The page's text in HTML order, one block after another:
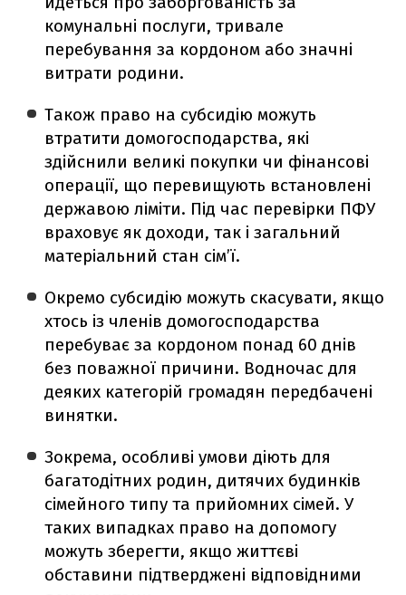
комунальні послуги, тривале
перебування за кордоном або значні
витрати родини.
Також право на субсидію можуть
втратити домогосподарства, які
здійснили великі покупки чи фінансові
операції, що перевищують встановлені
державою ліміти. Під час перевірки ПФУ
враховує як доходи, так і загальний
матеріальний стан сім’ї.
Окремо субсидію можуть скасувати, якщо
хтось із членів домогосподарства
перебуває за кордоном понад 60 днів
без поважної причини. Водночас для
деяких категорій громадян передбачені
винятки.
Зокрема, особливі умови діють для
багатодітних родин, дитячих будинків
сімейного типу та прийомних сімей. У
таких випадках право на допомогу
можуть зберегти, якщо життєві
обставини підтверджені відповідними